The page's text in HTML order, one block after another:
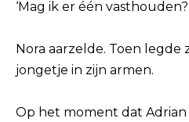
‘Mag ik er één
Nora aarzelde. Toen legde
jongetje in zijn armen.
Op het moment dat Adrian